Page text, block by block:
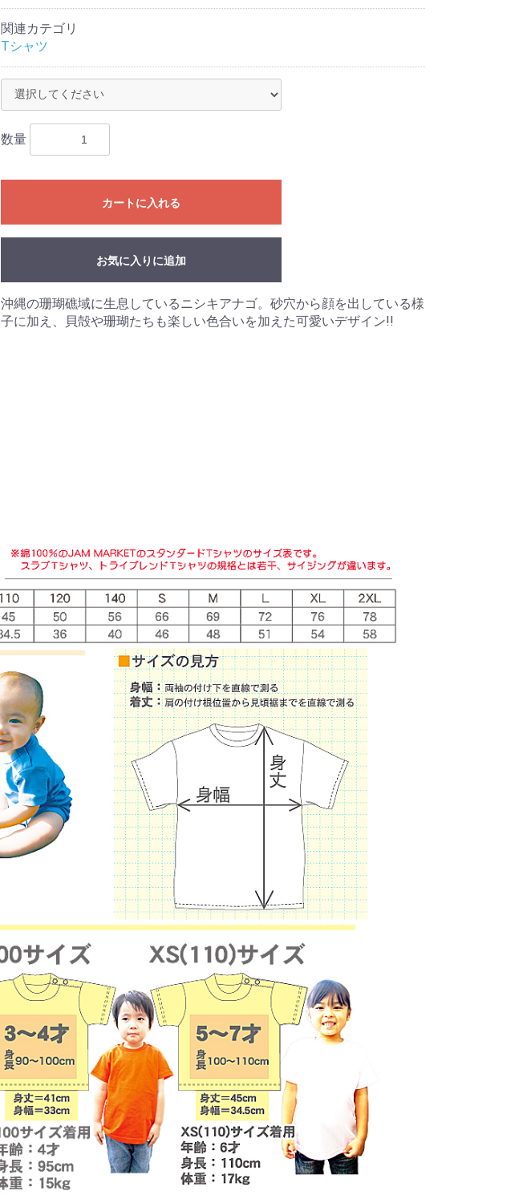
関連カテゴリ
Tシャツ
数量
カートに入れる
お気に入りに追加
沖縄の珊瑚礁域に生息しているニシキアナゴ。砂穴から顔を出している様
子に加え、貝殻や珊瑚たちも楽しい色合いを加えた可愛いデザイン!!